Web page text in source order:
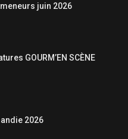
juin 2026
GOURM’EN SCÈNE
2026